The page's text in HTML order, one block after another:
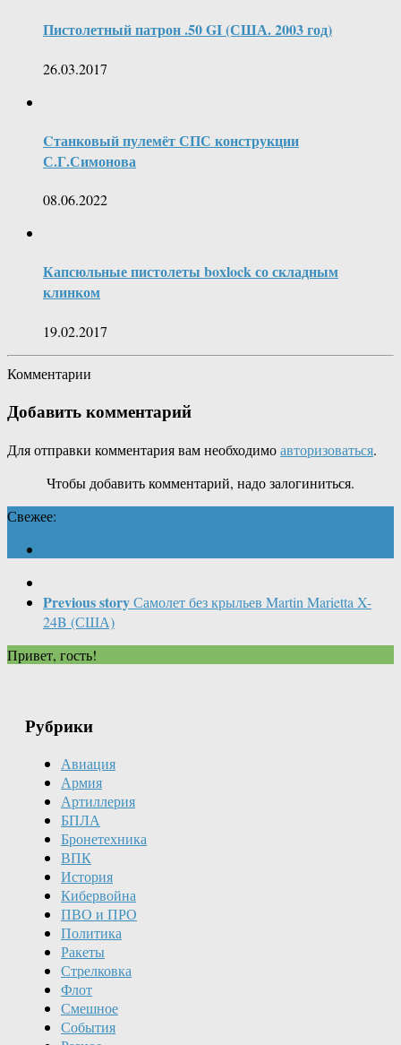
Пистолетный патрон .50 GI (США. 2003 год)
26.03.2017
Cтанковый пулемёт СПС конструкции
С.Г.Симонова
08.06.2022
Капсюльные пистолеты boxlock со складным
клинком
19.02.2017
Комментарии
Добавить комментарий
Для отправки комментария вам необходимоавторизоваться.
Чтобы добавить комментарий, надо залогиниться.
Свежее:
Previous storyСамолет без крыльев Martin Marietta X-
24B (США)
Привет, гость!
Рубрики
Авиация
Армия
Артиллерия
БПЛА
Бронетехника
ВПК
История
Кибервойна
ПВО и ПРО
Политика
Ракеты
Стрелковка
Флот
Смешное
События